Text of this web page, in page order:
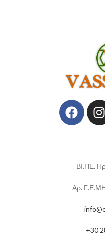
ΒΙ.ΠΕ.
Αρ.
+30